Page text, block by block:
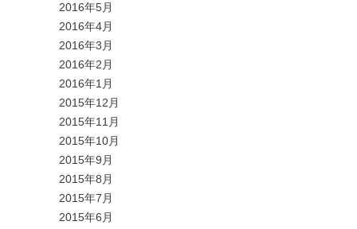
2016年5月
2016年4月
2016年3月
2016年2月
2016年1月
2015年12月
2015年11月
2015年10月
2015年9月
2015年8月
2015年7月
2015年6月